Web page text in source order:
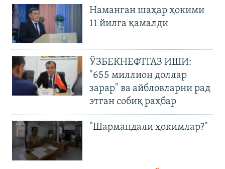
Наманган шаҳар ҳокими
11 йилга қамалди
ЎЗБЕКНЕФТГАЗ ИШИ:
"655 миллион доллар
зарар" ва айбловларни рад
этган собиқ раҳбар
"Шармандали ҳокимлар?"